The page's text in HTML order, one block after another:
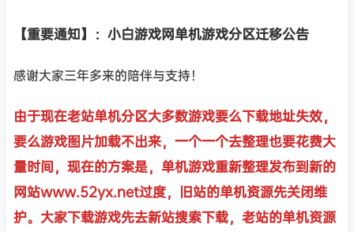
【重要通知】：小白游戏网单机游戏分区迁移公告
感谢大家三年多来的陪伴与支持！
由于现在老站单机分区大多数游戏要么下载地址失效，
要么游戏图片加载不出来，一个一个去整理也要花费大
量时间，现在的方案是，单机游戏重新整理发布到新的
网站www.52yx.net过度，旧站的单机资源先关闭维
护。大家下载游戏先去新站搜索下载，老站的单机资源